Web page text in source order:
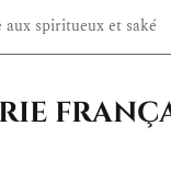
aux spiritueux et saké